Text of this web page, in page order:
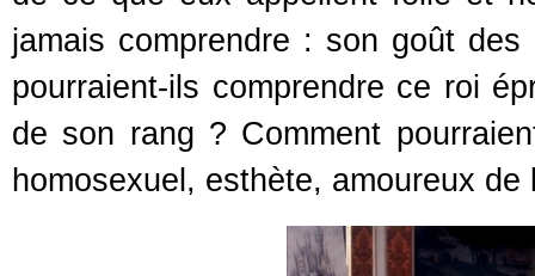
jamais comprendre : son goût
pourraient-ils comprendre ce roi
de son rang ? Comment
homosexuel, esthète, amoureux